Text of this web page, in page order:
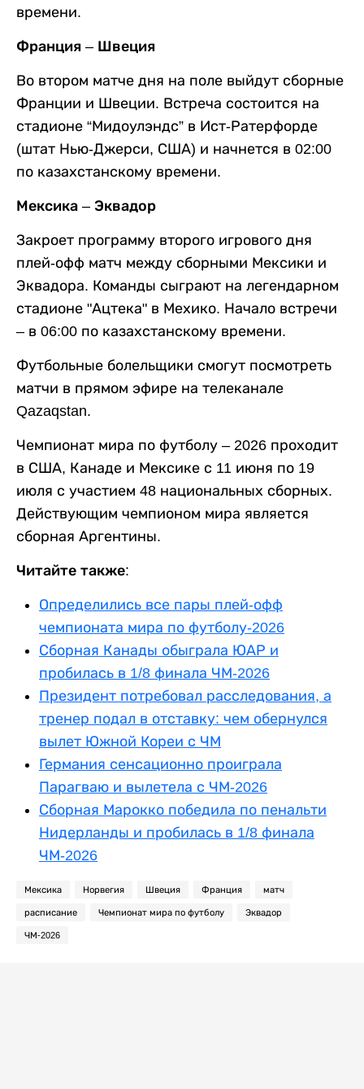
времени.
Франция – Швеция
Во втором матче дня на поле выйдут сборные
Франции и Швеции. Встреча состоится на
стадионе “Мидоулэндс” в Ист-Ратерфорде
(штат Нью-Джерси, США) и начнется в 02:00
по казахстанскому времени.
Мексика – Эквадор
Закроет программу второго игрового дня
плей-офф матч между сборными Мексики и
Эквадора. Команды сыграют на легендарном
стадионе "Ацтека" в Мехико. Начало встречи
– в 06:00 по казахстанскому времени.
Футбольные болельщики смогут посмотреть
матчи в прямом эфире на телеканале
Qazaqstan.
Чемпионат мира по футболу – 2026 проходит
в США, Канаде и Мексике с 11 июня по 19
июля с участием 48 национальных сборных.
Действующим чемпионом мира является
сборная Аргентины.
Читайте также:
Определились все пары плей-офф
чемпионата мира по футболу-2026
Сборная Канады обыграла ЮАР и
пробилась в 1/8 финала ЧМ-2026
Президент потребовал расследования, а
тренер подал в отставку: чем обернулся
вылет Южной Кореи с ЧМ
Германия сенсационно проиграла
Парагваю и вылетела с ЧМ-2026
Сборная Марокко победила по пенальти
Нидерланды и пробилась в 1/8 финала
ЧМ-2026
Мексика Норвегия Швеция Франция матч
расписание Чемпионат мира по футболу Эквадор
ЧМ-2026